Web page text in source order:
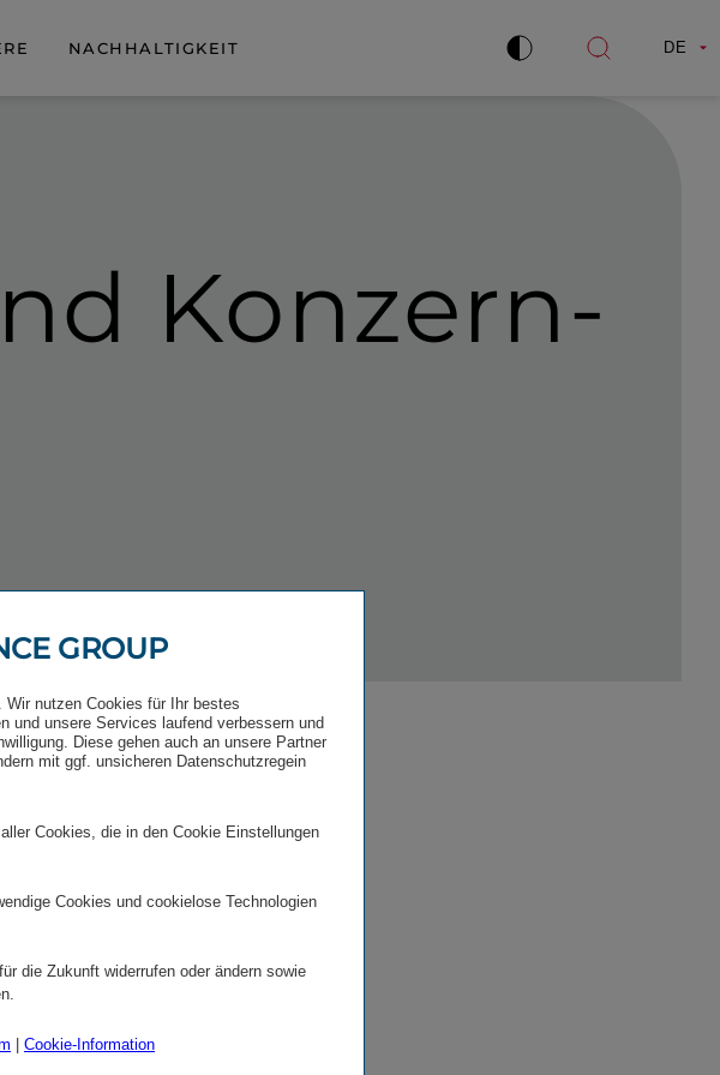
NACHHALTIGKEIT
Kontrast
Suche
DE
Konzern­
GROUP
Wir nutzen Cookies für Ihr bestes
und unsere Services laufend verbessern und
Diese gehen auch an unsere Partner
mit ggf. unsicheren Datenschutzregein
Cookies, die in den Cookie Einstellungen
Cookies und cookielose Technologien
die Zukunft widerrufen oder ändern sowie
| Cookie-Information